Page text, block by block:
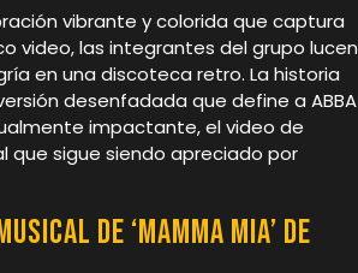
vibrante y colorida que captura
video, las integrantes del grupo lucen
en una discoteca retro. La historia
desenfadada que define a ABBA
impactante, el video de
que sigue siendo apreciado por
de ‘Mamma Mia’ de